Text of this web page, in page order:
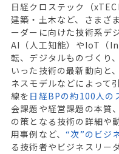
日経クロステック（
建築・土木など、さまざ
ーダーに向けた技術系デ
AI（人工知能）やIoT
転、デジタルものづくり
いった技術の最新動向と
ネスモデルなどによって
線を 日経BPの約100人の
会課題や経営課題の本質
の策となる技術の詳細や
用事例など、“次”のビジ
る技術者やビジネスリー